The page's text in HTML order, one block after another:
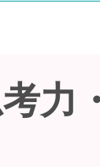
力